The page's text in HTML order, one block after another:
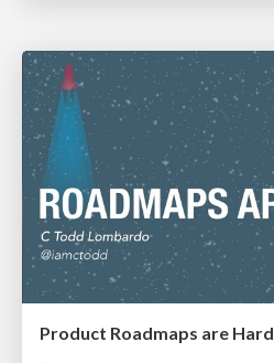
Product Roadmaps are Hard